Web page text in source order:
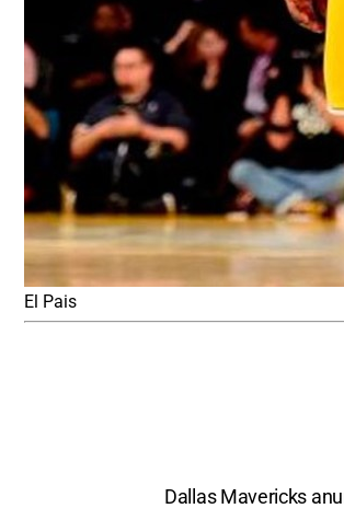
El Pais
Dallas Mavericks